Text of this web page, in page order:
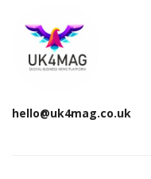
hello@uk4mag.co.uk